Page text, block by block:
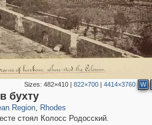
Sizes: 482×410| 822×700| 4414×3760 W
бухту
Region, Rhodes
94
стоял Колосс Родосский.